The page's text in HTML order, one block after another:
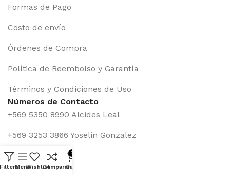
Formas de Pago
Costo de envío
Órdenes de Compra
Política de Reembolso y Garantía
Términos y Condiciones de Uso
Números de Contacto
+569 5350 8990 Alcides Leal
+569 3253 3866 Yoselin Gonzalez
(2) 2240 5980
Formas de Pago
FiltersMenuWishlistComparar
0
Cart